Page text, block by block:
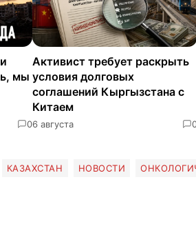
мы
0
Активист требует раскрыть
условия долговых
соглашений Кыргызстана с
Китаем
6 августа
КАЗАХСТАН НОВОСТИ